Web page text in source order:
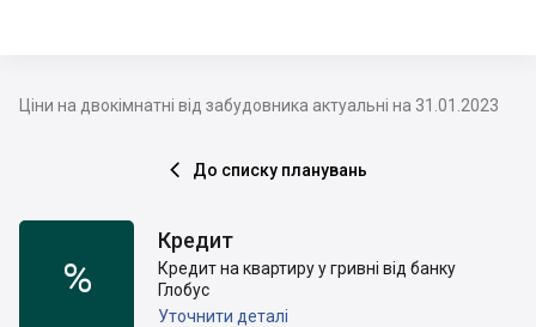
Ціни на двокімнатні від забудовника актуальні на 31.01.2023
 До списку планувань
%
Кредит
Кредит на квартиру у гривні від банку
Глобус
Уточнити деталі